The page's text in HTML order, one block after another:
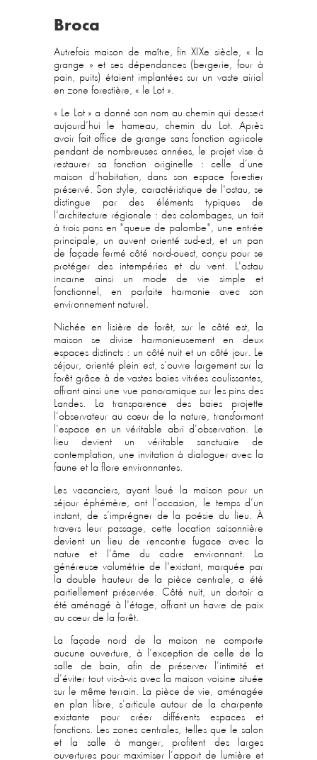
Broca
Autrefois maison de maître, fin XIXe siècle, « la
grange » et ses dépendances (bergerie, four à
pain, puits) étaient implantées sur un vaste airial
en zone forestière, « le Lot ».
« Le Lot » a donné son nom au chemin qui dessert
aujourd’hui le hameau, chemin du Lot. Après
avoir fait office de grange sans fonction agricole
pendant de nombreuses années, le projet vise à
restaurer sa fonction originelle : celle d’une
maison d’habitation, dans son espace forestier
préservé. Son style, caractéristique de l'ostau, se
distingue par des éléments typiques de
l'architecture régionale : des colombages, un toit
à trois pans en "queue de palombe", une entrée
principale, un auvent orienté sud-est, et un pan
de façade fermé côté nord-ouest, conçu pour se
protéger des intempéries et du vent. L'ostau
incarne ainsi un mode de vie simple et
fonctionnel, en parfaite harmonie avec son
environnement naturel.
Nichée en lisière de forêt, sur le côté est, la
maison se divise harmonieusement en deux
espaces distincts : un côté nuit et un côté jour. Le
séjour, orienté plein est, s’ouvre largement sur la
forêt grâce à de vastes baies vitrées coulissantes,
offrant ainsi une vue panoramique sur les pins des
Landes. La transparence des baies projette
l’observateur au cœur de la nature, transformant
l’espace en un véritable abri d’observation. Le
lieu devient un véritable sanctuaire de
contemplation, une invitation à dialoguer avec la
faune et la flore environnantes.
Les vacanciers, ayant loué la maison pour un
séjour éphémère, ont l’occasion, le temps d’un
instant, de s’imprégner de la poésie du lieu. À
travers leur passage, cette location saisonnière
devient un lieu de rencontre fugace avec la
nature et l’âme du cadre environnant. La
généreuse volumétrie de l'existant, marquée par
la double hauteur de la pièce centrale, a été
partiellement préservée. Côté nuit, un dortoir a
été aménagé à l'étage, offrant un havre de paix
au cœur de la forêt.
La façade nord de la maison ne comporte
aucune ouverture, à l’exception de celle de la
salle de bain, afin de préserver l’intimité et
d’éviter tout vis-à-vis avec la maison voisine située
sur le même terrain. La pièce de vie, aménagée
en plan libre, s’articule autour de la charpente
existante pour créer différents espaces et
fonctions. Les zones centrales, telles que le salon
et la salle à manger, profitent des larges
ouvertures pour maximiser l’apport de lumière et